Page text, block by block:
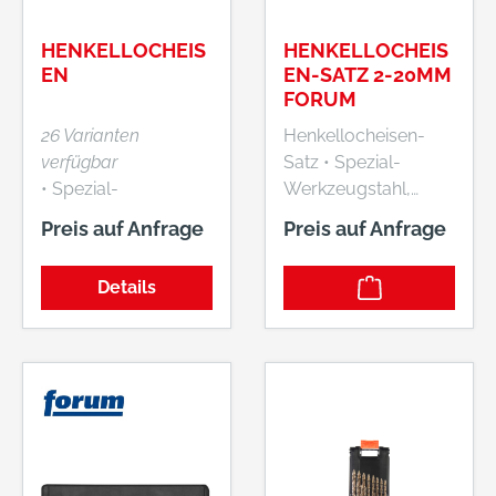
HENKELLOCHEIS
EN
26 Varianten
verfügbar
• Spezial-
gesenkgeschmiedet
• Pfeife innen konisch
und blank
Lochen und
Pappe, Leder,
Preis auf Anfrage
Details
HENKELLOCHEIS
EN-SATZ 2-20MM
FORUM
Henkellocheisen-
Satz • Spezial-
Werkzeugstahl,
• Pfeife innen konisch
und blank
geschliffen • Schaft
Pappe, Leder,
Gummi, Filz, Stoff
Preis auf Anfrage